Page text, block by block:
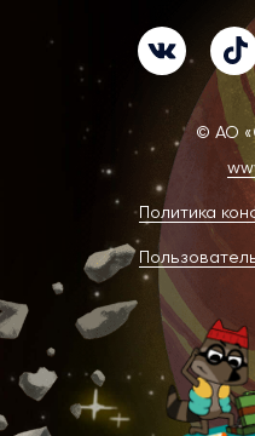
VK
© АО
Политика